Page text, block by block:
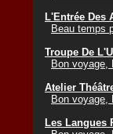
L'Entrée Des
Beau temps
Troupe De
Bon voyage,
Atelier
Bon voyage,
Les Langues